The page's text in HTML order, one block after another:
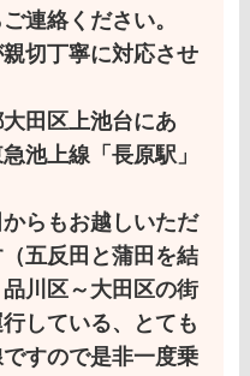
連絡ください。
切丁寧に対応させ
田区上池台にあ
池上線「長原駅」
らもお越しいただ
五反田と蒲田を結
川区～大田区の街
している、とても
すので是非一度乗